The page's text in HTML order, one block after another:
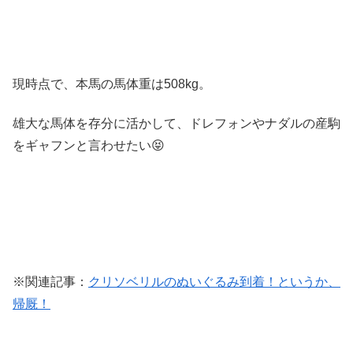
現時点で、本馬の馬体重は508kg。
雄大な馬体を存分に活かして、ドレフォンやナダルの産駒
をギャフンと言わせたい😝
※関連記事： クリソベリルのぬいぐるみ到着！というか、
帰厩！